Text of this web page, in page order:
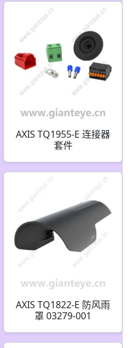
AXIS TQ1955-E 连接器
套件
AXIS TQ1822-E 防风雨
罩 03279-001